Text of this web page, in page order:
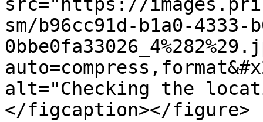
sm/b96cc91d-b1a0-4333-
alt="Checking the
</figcaption></figure>